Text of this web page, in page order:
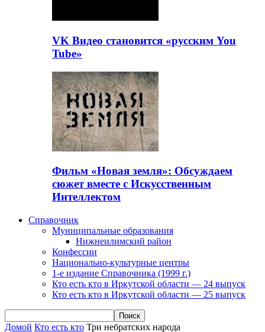
VK Видео становится «русским You
Tube»
Фильм «Новая земля»: Обсуждаем
сюжет вместе с Искусственным
Интеллектом
Справочник
Муниципальные образования
Нижнеилимский район
Конфессии
Национально-культурные центры
1-е издание Справочника (1999 г.)
Кто есть кто в Иркутской области — 24 выпуск
Кто есть кто в Иркутской области — 25 выпуск
Домой Кто есть кто Три небратских народа